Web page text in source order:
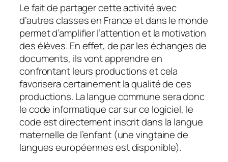
Le fait de partager cette activité avec
d’autres classes en France et dans le monde
permet d’amplifier l’attention et la motivation
des élèves. En effet, de par les échanges de
documents, ils vont apprendre en
confrontant leurs productions et cela
favorisera certainement la qualité de ces
productions. La langue commune sera donc
le code informatique car sur ce logiciel, le
code est directement inscrit dans la langue
maternelle de l’enfant (une vingtaine de
langues européennes est disponible).